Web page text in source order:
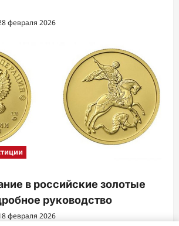
февраля 2026
в российские золотые
руководство
февраля 2026